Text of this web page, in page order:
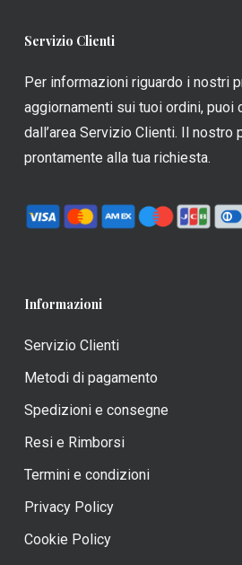
scelte
nella
pagina
del
nella
Servizio Clienti
Per informazioni riguardo i nostri
aggiornamenti sui tuoi ordini, puoi
dall’area Servizio Clienti. Il nostro
prontamente alla tua richiesta.
Informazioni
Servizio Clienti
Metodi di pagamento
Spedizioni e consegne
Resi e Rimborsi
Termini e condizioni
Privacy Policy
Cookie Policy